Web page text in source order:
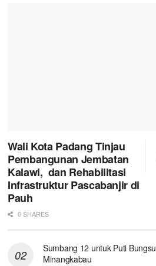
Wali Kota Padang Tinjau
Pembangunan Jembatan
Kalawi, dan Rehabilitasi
Infrastruktur Pascabanjir di
Pauh
0 SHARES
Sumbang 12 untuk Puti Bungsu
Minangkabau